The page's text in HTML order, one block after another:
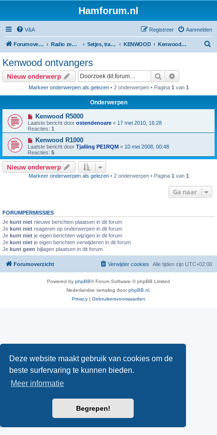
Deze website maakt gebruik van cookies om de
beste surfervaring te kunnen bieden.
Meer informatie
Begrepen!
Hamforum.nl
V&A Aanmelden
Registreer
Forumoverzicht Radio zendamateur, luisteramateur en elektronica zelfbouw Setjes, transceivers, portofoons, ontvangers, mods, tips, etc KENWOOD Kenwood ontvangers
Kenwood ontvangers
Nieuw onderwerp Zoek
Markeer onderwerpen als gelezen• 2 onderwerpen • Pagina 1 van 1
Onderwerpen
Kenwood R5000
Laatste bericht door ostendenoare « 17 mei 2010, 16:28
Reacties: 1
Kenwood R1000
Laatste bericht door Tjalling PE1RQM « 10 mei 2008, 00:48
Reacties: 5
Nieuw onderwerp
Markeer onderwerpen als gelezen• 2 onderwerpen • Pagina 1 van 1
Ga naar
FORUMPERMISSIES
Je kunt niet nieuwe berichten plaatsen in dit forum
Je kunt niet reageren op onderwerpen in dit forum
Je kunt niet je eigen berichten wijzigen in dit forum
Je kunt niet je eigen berichten verwijderen in dit forum
Je kunt geen bijlagen plaatsen in dit forum
Forumoverzicht Alle tijden zijn UTC+02:00
Verwijder cookies
Powered by phpBB® Forum Software © phpBB Limited
Nederlandse vertaling doorphpBB.nl
Privacy | Gebruikersvoorwaarden